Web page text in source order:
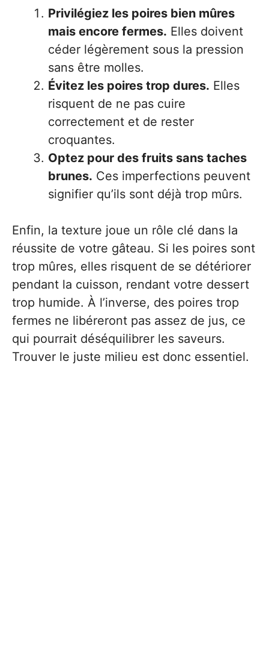
Privilégiez les poires bien mûres
mais encore fermes. Elles doivent
céder légèrement sous la pression
sans être molles.
Évitez les poires trop dures. Elles
risquent de ne pas cuire
correctement et de rester
croquantes.
Optez pour des fruits sans taches
brunes. Ces imperfections peuvent
signifier qu’ils sont déjà trop mûrs.
Enfin, la texture joue un rôle clé dans la
réussite de votre gâteau. Si les poires sont
trop mûres, elles risquent de se détériorer
pendant la cuisson, rendant votre dessert
trop humide. À l’inverse, des poires trop
fermes ne libéreront pas assez de jus, ce
qui pourrait déséquilibrer les saveurs.
Trouver le juste milieu est donc essentiel.